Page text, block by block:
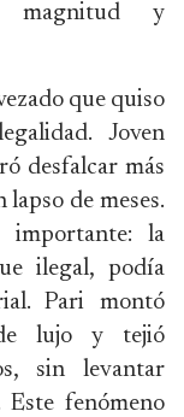
magnitud y
que quiso
Joven
desfalcar más
de meses.
importante: la
ilegal, podía
Pari montó
de lujo y tejió
sin levantar
Este fenómeno